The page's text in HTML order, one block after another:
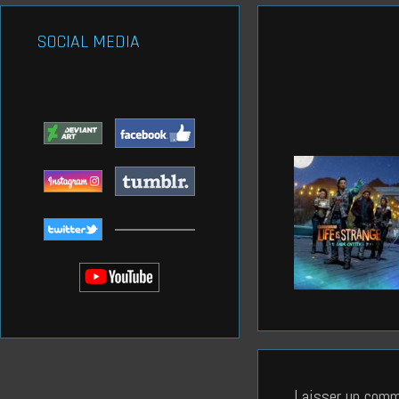
SOCIAL MEDIA